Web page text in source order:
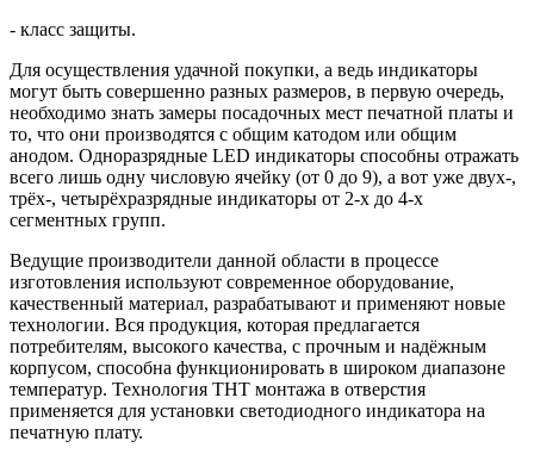
- класс защиты.
Для осуществления удачной покупки, а ведь индикаторы
могут быть совершенно разных размеров, в первую очередь,
необходимо знать замеры посадочных мест печатной платы и
то, что они производятся с общим катодом или общим
анодом. Одноразрядные LED индикаторы способны отражать
всего лишь одну числовую ячейку (от 0 до 9), а вот уже двух-,
трёх-, четырёхразрядные индикаторы от 2-х до 4-х
сегментных групп.
Ведущие производители данной области в процессе
изготовления используют современное оборудование,
качественный материал, разрабатывают и применяют новые
технологии. Вся продукция, которая предлагается
потребителям, высокого качества, с прочным и надёжным
корпусом, способна функционировать в широком диапазоне
температур. Технология ТНТ монтажа в отверстия
применяется для установки светодиодного индикатора на
печатную плату.